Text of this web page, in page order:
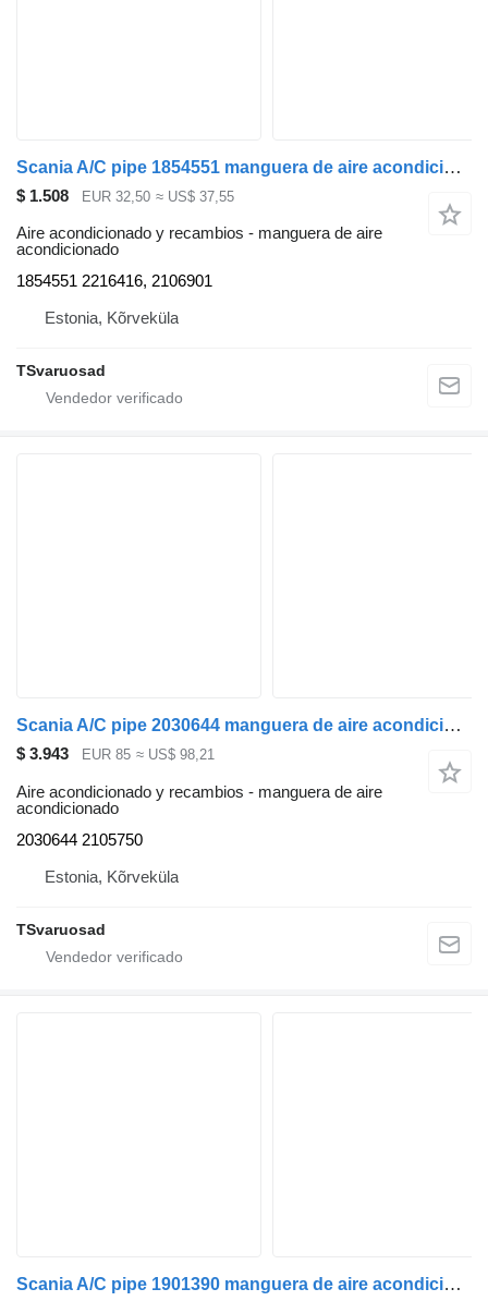
Scania A/C pipe 1854551 manguera de aire acondicionado para Scania R440 cabeza tractora
$ 1.508 EUR 32,50 ≈ US$ 37,55
Aire acondicionado y recambios - manguera de aire
acondicionado
1854551 2216416, 2106901
Estonia, Kõrveküla
TSvaruosad
Scania A/C pipe 2030644 manguera de aire acondicionado para Scania R440 cabeza tractora
$ 3.943 EUR 85 ≈ US$ 98,21
Aire acondicionado y recambios - manguera de aire
acondicionado
2030644 2105750
Estonia, Kõrveküla
TSvaruosad
Scania A/C pipe 1901390 manguera de aire acondicionado para Scania R440 cabeza tractora